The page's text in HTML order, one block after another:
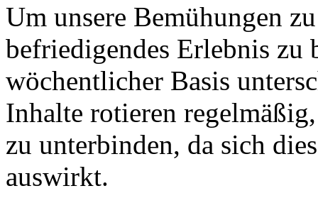
Um unsere Bemühungen
befriedigendes Erlebnis
wöchentlicher Basis
Inhalte rotieren
zu unterbinden, da sich
auswirkt.